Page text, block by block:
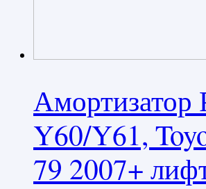
Y60/Y61,
79 2007+